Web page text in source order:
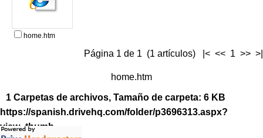
home.htm
Página 1 de 1 (1 artículos) |< << 1 >> >|
home.htm
1 Carpetas de archivos, Tamaño de carpeta: 6 KB
https://spanish.drivehq.com/folder/p3696313.aspx?
view=thumb